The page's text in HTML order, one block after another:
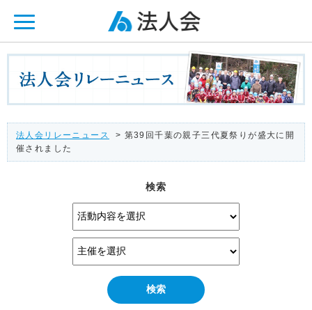
法人会リレーニュース
> 第39回千葉の親子三代夏祭りが盛大に開
催されました
検索